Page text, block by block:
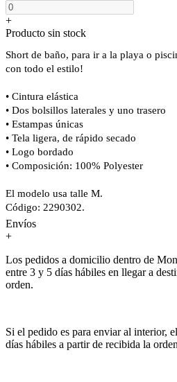
+
Producto sin stock
Short de baño, para ir a la playa o
con todo el estilo!
• Cintura elástica
• Dos bolsillos laterales y uno trasero
• Estampas únicas
• Tela ligera, de rápido secado
• Logo bordado
• Composición: 100% Polyester
El modelo usa talle M.
Código: 2290302.
Envíos
+
Los pedidos a domicilio dentro de
entre 3 y 5 días hábiles en llegar a
orden.
Si el pedido es para enviar al interior,
días hábiles a partir de recibida la